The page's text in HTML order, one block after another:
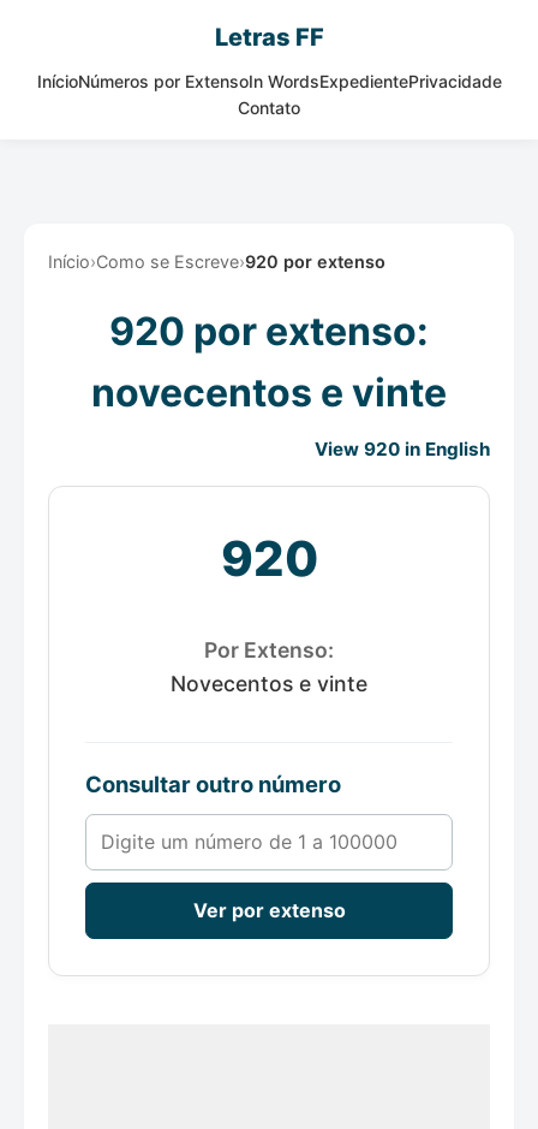
Letras FF
InícioNúmeros por ExtensoIn WordsExpedientePrivacidade
Contato
Início›Como se Escreve›920 por extenso
920 por extenso:
novecentos e vinte
View 920 in English
920
Por Extenso:
Novecentos e vinte
Consultar outro número
Número de 1 a 100000
Ver por extenso